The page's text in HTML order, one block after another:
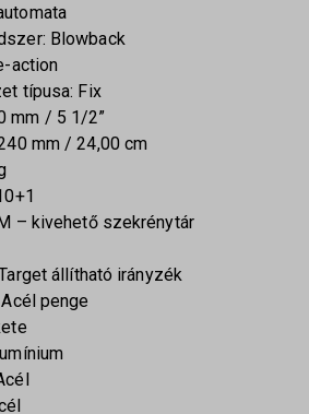
Blowback
action
típusa: Fix
mm / 5 1/2”
mm / 24,00 cm
– kivehető szekrénytár
állítható irányzék
penge